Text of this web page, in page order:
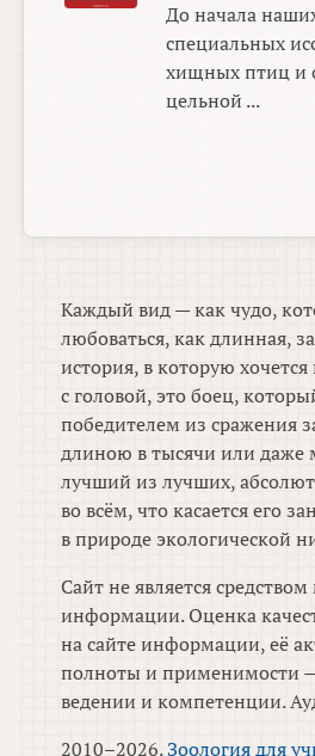
До начала
специальных
хищных птиц и
цельной ...
Каждый вид — как чудо,
любоваться, как длинная,
история, в которую хочется
с головой, это боец,
победителем из сражения
длиною в тысячи или даже
лучший из лучших,
во всём, что касается его
в природе экологической
Сайт не является
информации. Оценка
на сайте информации, её
полноты и применимости
ведении и компетенции.
2010–2026.Зоология для